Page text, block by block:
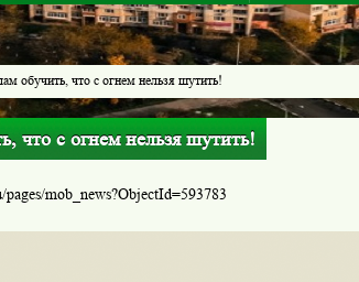
обучить, что с огнем нельзя шутить!
что с огнем нельзя шутить!
mob_news?ObjectId=593783